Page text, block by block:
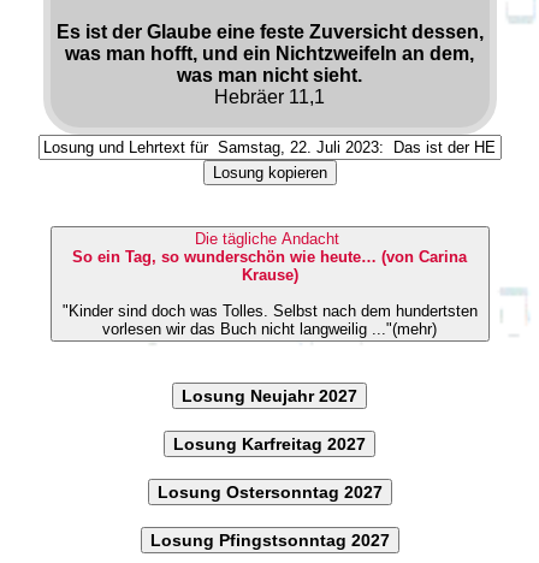
Es ist der Glaube eine feste Zuversicht dessen,
was man hofft, und ein Nichtzweifeln an dem,
was man nicht sieht.
Hebräer 11,1
Losung kopieren
Die tägliche Andacht
So ein Tag, so wunderschön wie heute… (von Carina
Krause)
"Kinder sind doch was Tolles. Selbst nach dem hundertsten
vorlesen wir das Buch nicht langweilig ..."(mehr)
Losung Neujahr 2027
Losung Karfreitag 2027
Losung Ostersonntag 2027
Losung Pfingstsonntag 2027